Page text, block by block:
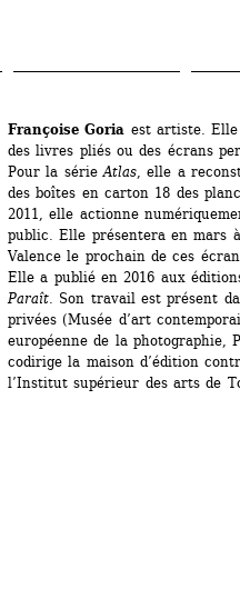
contenu
Françoise Goria est artiste. Elle
des livres pliés ou des écrans
Pour la série Atlas, elle a
des boîtes en carton 18 des
2011, elle actionne
public. Elle présentera en mars
Valence le prochain de ces
Elle a publié en 2016 aux
Paraît. Son travail est présent
privées (Musée d’art
européenne de la photographie,
codirige la maison d’édition
l’Institut supérieur des arts de